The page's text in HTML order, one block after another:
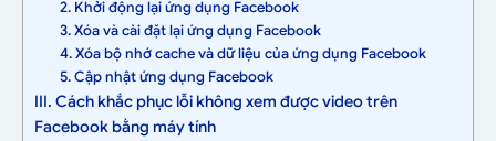
2. Khởi động lại ứng dụng Facebook
3. Xóa và cài đặt lại ứng dụng Facebook
4. Xóa bộ nhớ cache và dữ liệu của ứng dụng Facebook
5. Cập nhật ứng dụng Facebook
III. Cách khắc phục lỗi không xem được video trên
Facebook bằng máy tính